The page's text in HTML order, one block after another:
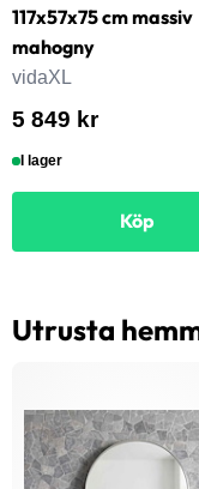
117x57x75 cm massiv
mahogny
vidaXL
5 849 kr
I lager
Köp
Utrusta